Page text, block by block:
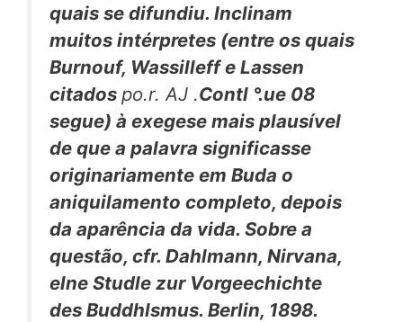
quais se difundiu. Inclinam
muitos intérpretes (entre os quais
Burnouf, Wassilleff e Lassen
citados po.r. AJ .Contl °.ue 08
segue) à exegese mais plausível
de que a palavra significasse
originariamente em Buda o
aniquilamento completo, depois
da aparência da vida. Sobre a
questão, cfr. Dahlmann, Nirvana,
elne Studle zur Vorgeechichte
des Buddhlsmus. Berlin, 1898.